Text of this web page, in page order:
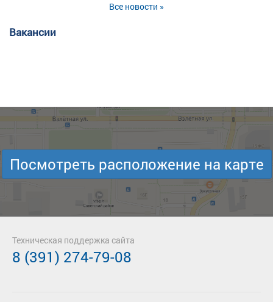
Все новости »
Вакансии
Посмотреть расположение на карте
Техническая поддержка сайта
8 (391) 274-79-08